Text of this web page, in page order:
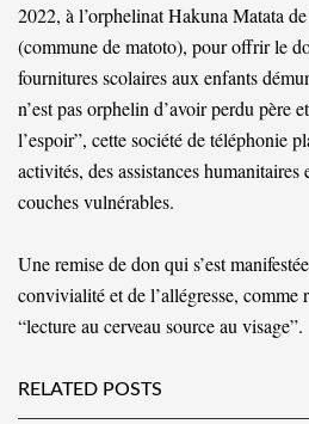
2022, à l’orphelinat Hakuna Matata
(commune de matoto), pour offrir le
fournitures scolaires aux enfants
n’est pas orphelin d’avoir perdu père
l’espoir”, cette société de téléphonie
activités, des assistances humanitaires
couches vulnérables.
Une remise de don qui s’est
convivialité et de l’allégresse, comme
“lecture au cerveau source au visage”.
RELATED POSTS